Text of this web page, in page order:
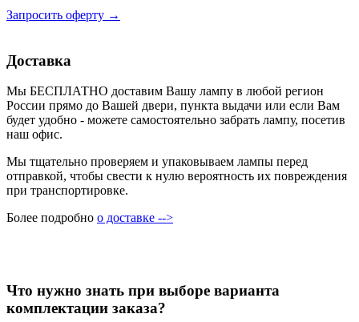
Запросить оферту →
Доставка
Мы БЕСПЛАТНО доставим Вашу лампу в любой регион
России прямо до Вашей двери, пункта выдачи или если Вам
будет удобно - можете самостоятельно забрать лампу, посетив
наш офис.
Мы тщательно проверяем и упаковываем лампы перед
отправкой, чтобы свести к нулю вероятность их повреждения
при транспортировке.
Более подробно о доставке -->
Что нужно знать при выборе варианта
комплектации заказа?